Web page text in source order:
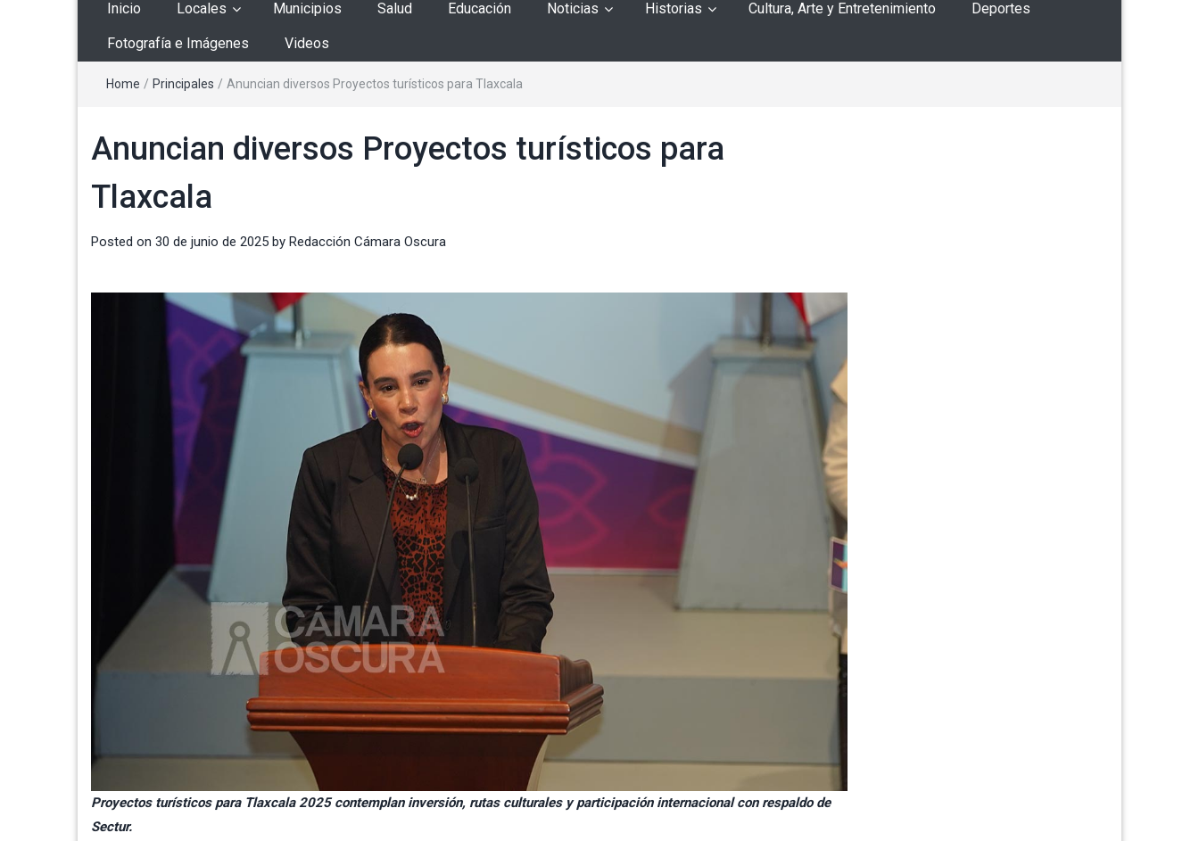
Inicio Locales Municipios Salud Educación Noticias Historias Cultura, Arte y Entretenimiento Deportes
Fotografía e Imágenes Videos
Home / Principales / Anuncian diversos Proyectos turísticos para Tlaxcala
Anuncian diversos Proyectos turísticos para
Tlaxcala
Posted on 30 de junio de 2025 by Redacción Cámara Oscura
Proyectos turísticos para Tlaxcala 2025 contemplan inversión, rutas culturales y participación internacional con respaldo de
Sectur.